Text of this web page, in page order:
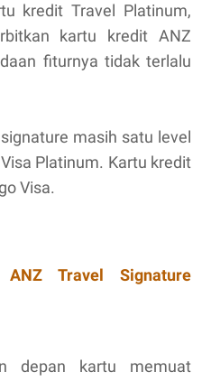
kredit Travel Platinum,
kartu kredit ANZ
fiturnya tidak terlalu
masih satu level
Platinum. Kartu kredit
Visa.
Travel Signature
depan kartu memuat